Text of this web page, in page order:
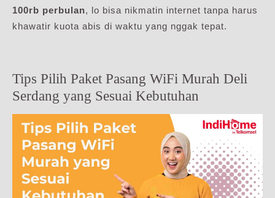
100rb perbulan, lo bisa nikmatin internet tanpa harus
khawatir kuota abis di waktu yang nggak tepat.
Tips Pilih Paket Pasang WiFi Murah Deli
Serdang yang Sesuai Kebutuhan